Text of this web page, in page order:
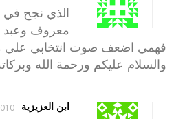
الذي نجح في
معروف
فهمي اضعف صوت انتخابي علي
والسلام عليكم ورحمة الله
ابن العزيزية